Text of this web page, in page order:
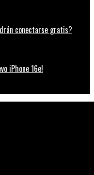
conectarse gratis?
iPhone 16e!